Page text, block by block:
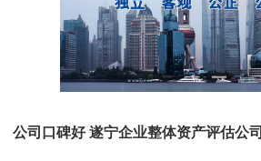
公司口碑好 遂宁企业整体资产评估公司